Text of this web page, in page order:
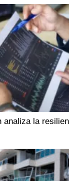
analiza la